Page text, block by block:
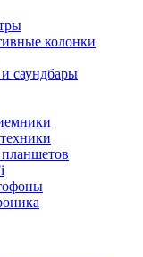
колонки
саундбары